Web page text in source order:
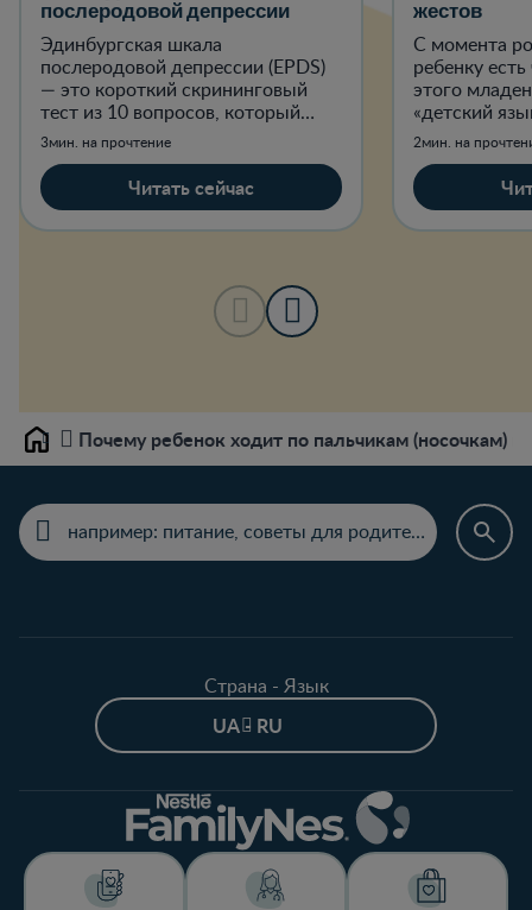
послеродовой депрессии
Эдинбургская шкала
послеродовой депрессии (EPDS)
— это короткий скрининговый
тест из 10 вопросов, который
помогает выявить признаки
постнатальной депрессии
(эмоционального благополучия
женщины посл
3мин. на прочтение
Читать сейчас
жестов
С момента
ребенку
этого
«детский
когда устал,
когда хочет
2мин. на
Home Почему ребенок ходит по пальчикам (носочкам) и
Страна - Язык
UA - RU